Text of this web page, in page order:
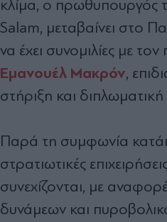
κλίμα, ο πρωθυπουργός
Salam, μεταβαίνει στο
να έχει συνομιλίες με
Εμανουέλ Μακρόν,
στήριξη και
Παρά τη συμφωνία
στρατιωτικές
συνεχίζονται, με
δυνάμεων και